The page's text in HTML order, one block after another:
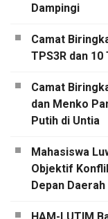
Dampingi
Camat
TPS3R dan
Camat
dan Menko
Putih di Untia
Mahasiswa
Objektif
Depan Daerah